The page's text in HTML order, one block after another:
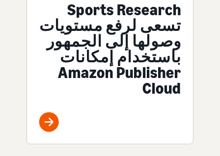
Sports Research
تسعى لرفع مستويات
وصولها إلى الجمهور
باستخدام إمكانات
Amazon Publisher
Cloud